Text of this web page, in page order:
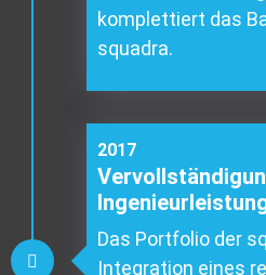
komplettiert das
squadra.
2017
Das Portfolio der
Integration eines